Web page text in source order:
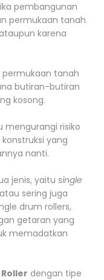
pembangunan
permukaan tanah
karena
tanah
butiran-butiran
kosong.
mengurangi risiko
yang
nanti.
jenis, yaitu single
atau sering juga
drum rollers,
getaran yang
memadatkan
dengan tipe